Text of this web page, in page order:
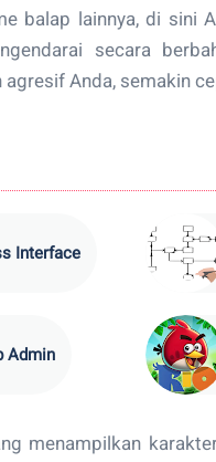
balap lainnya, di sini
secara
Anda, semakin
Interface
Admin
menampilkan